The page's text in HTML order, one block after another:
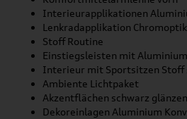
Interieurapplikationen
Lenkradapplikation Chromoptik
Stoff Routine
Einstiegsleisten mit
Interieur mit Sportsitzen Stoff
Ambiente Lichtpaket
Akzentflächen schwarz
Dekoreinlagen Aluminium